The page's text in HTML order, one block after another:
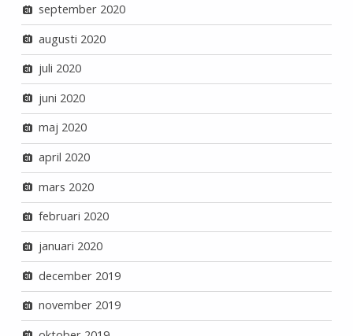
september 2020
augusti 2020
juli 2020
juni 2020
maj 2020
april 2020
mars 2020
februari 2020
januari 2020
december 2019
november 2019